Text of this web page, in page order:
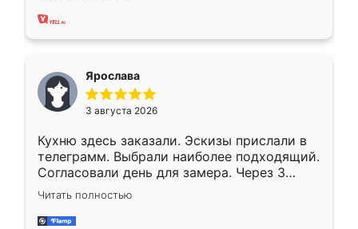
Ярослава
3 августа 2026
Кухню здесь заказали. Эскизы прислали в
телеграмм. Выбрали наиболее подходящий.
Согласовали день для замера. Через 3
недели кухня была уже готова. Остались
довольны работой. Спасибо Ренессанс
мебель за качественную работу!
Читать полностью